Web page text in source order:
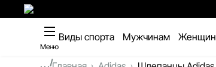
Меню
Виды спорта Мужчинам
...